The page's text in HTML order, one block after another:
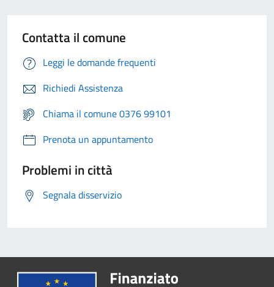
Contatta il comune
Leggi le domande frequenti
Richiedi Assistenza
Chiama il comune 0376 99101
Prenota un appuntamento
Problemi in città
Segnala disservizio